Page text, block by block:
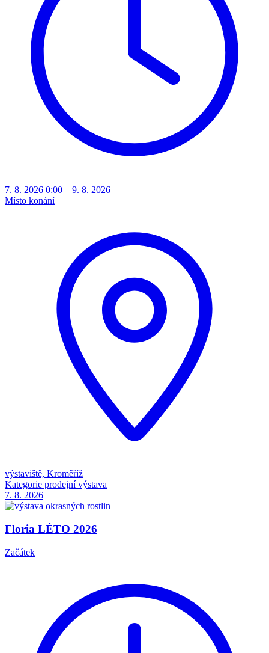
7. 8. 2026 0:00 – 9. 8. 2026
Místo konání
výstaviště, Kroměříž
Kategorie prodejní výstava
7. 8. 2026
Floria LÉTO 2026
Začátek